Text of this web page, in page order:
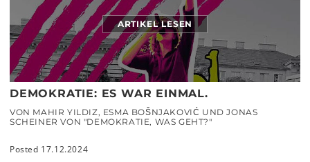
ARTIKEL LESEN
DEMOKRATIE: ES WAR EINMAL.
VON MAHIR YILDIZ, ESMA BOŠNJAKOVIĆ UND JONAS
SCHEINER VON "DEMOKRATIE, WAS GEHT?"
Posted 17.12.2024